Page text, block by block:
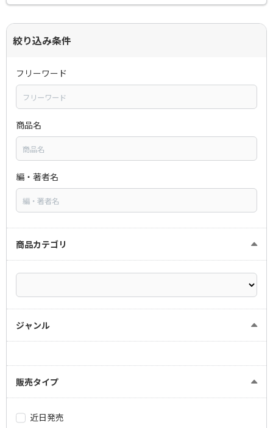
絞り込み条件
フリーワード
商品名
編・著者名
商品カテゴリ
ジャンル
販売タイプ
近日発売